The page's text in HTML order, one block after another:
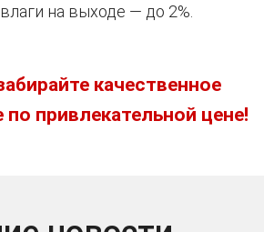
на выходе — до 2%.
качественное
привлекательной цене!